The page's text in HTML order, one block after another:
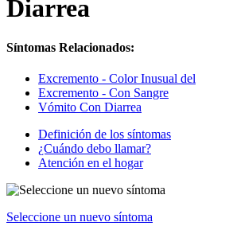
Diarrea
Síntomas Relacionados:
Excremento - Color Inusual del
Excremento - Con Sangre
Vómito Con Diarrea
Definición de los síntomas
¿Cuándo debo llamar?
Atención en el hogar
Seleccione un nuevo síntoma